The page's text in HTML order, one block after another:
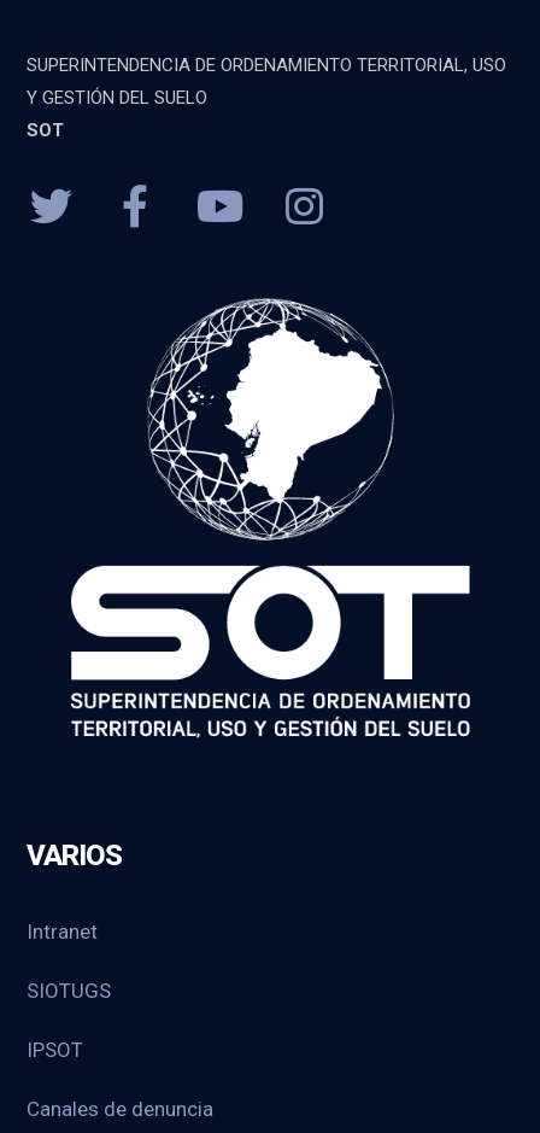
SUPERINTENDENCIA DE ORDENAMIENTO TERRITORIAL, USO
Y GESTIÓN DEL SUELO
SOT
VARIOS
Intranet
SIOTUGS
IPSOT
Canales de denuncia